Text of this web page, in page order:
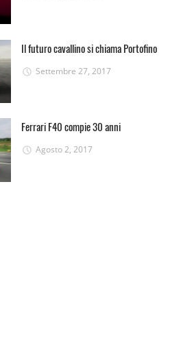
Il futuro cavallino si chiama Portofino
Settembre 27, 2017
Ferrari F40 compie 30 anni
Agosto 2, 2017